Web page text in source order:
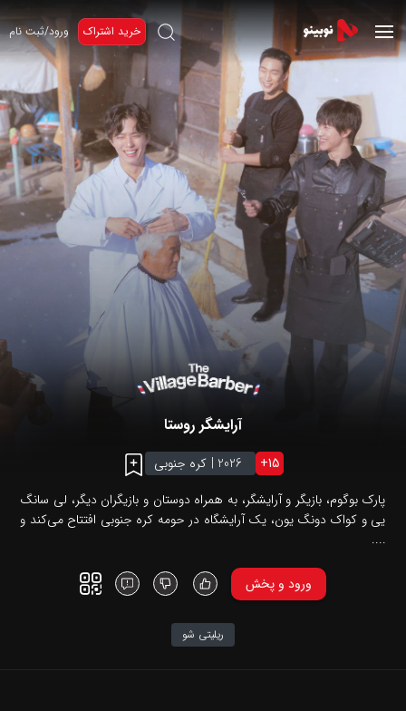
خرید اشتراک ورود/ثبت نام
آرایشگر روستا
15
+
2026
| کره جنوبی
پارک بوگوم، بازیگر و آرایشگر، به همراه دوستان و بازیگران دیگر، لی سانگ
یی و کواک دونگ یون، یک آرایشگاه در حومه کره جنوبی افتتاح می‌کند و
....
ورود و پخش
ریلیتی شو